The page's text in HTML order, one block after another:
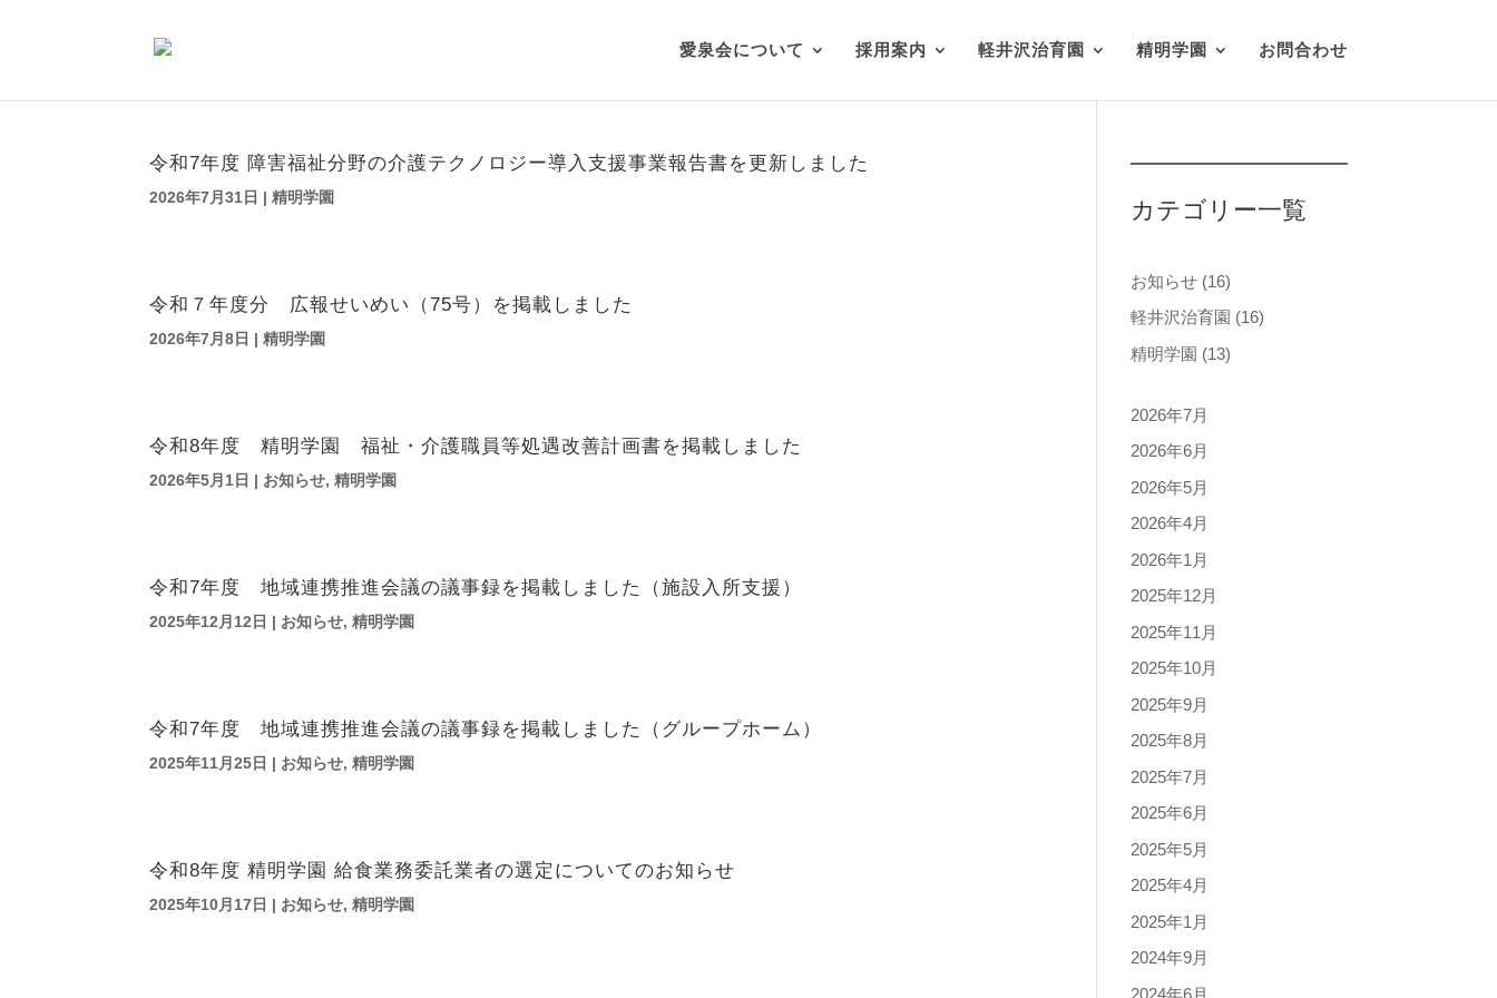
愛泉会について 採用案内 軽井沢治育園 精明学園 お問合わせ
令和7年度 障害福祉分野の介護テクノロジー導入支援事業報告書を更新しました
2026年7月31日 |精明学園
令和７年度分 広報せいめい（75号）を掲載しました
2026年7月8日 |精明学園
令和8年度 精明学園 福祉・介護職員等処遇改善計画書を掲載しました
2026年5月1日 | お知らせ,精明学園
令和7年度 地域連携推進会議の議事録を掲載しました（施設入所支援）
2025年12月12日 | お知らせ,精明学園
令和7年度 地域連携推進会議の議事録を掲載しました（グループホーム）
2025年11月25日 | お知らせ,精明学園
令和8年度 精明学園 給食業務委託業者の選定についてのお知らせ
2025年10月17日 | お知らせ,精明学園
カテゴリー一覧
お知らせ (16)
軽井沢治育園 (16)
精明学園 (13)
2026年7月
2026年6月
2026年5月
2026年4月
2026年1月
2025年12月
2025年11月
2025年10月
2025年9月
2025年8月
2025年7月
2025年6月
2025年5月
2025年4月
2025年1月
2024年9月
2024年6月